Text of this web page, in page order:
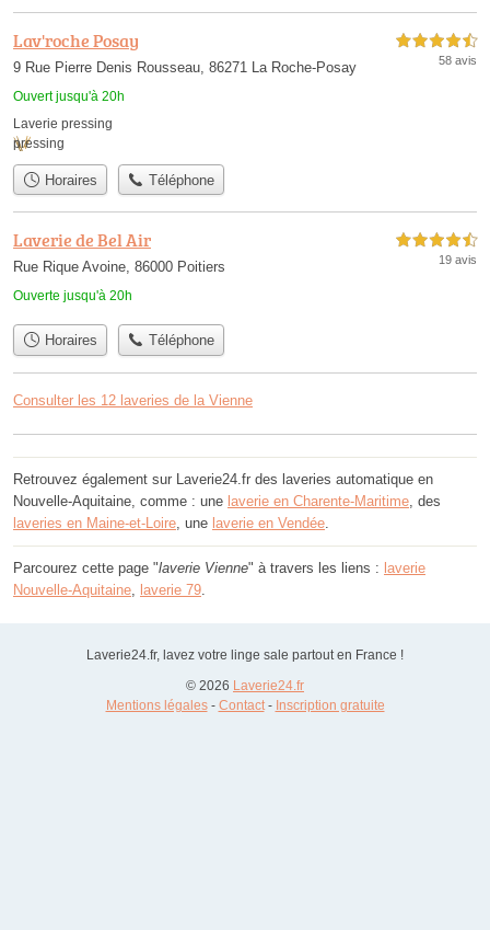
Lav'roche Posay
9 Rue Pierre Denis Rousseau, 86271 La Roche-Posay
Ouvert jusqu'à 20h
4,5 étoiles sur 5
58 avis
Laverie pressing
pressing
Horaires Téléphone
Laverie de Bel Air
Rue Rique Avoine, 86000 Poitiers
Ouverte jusqu'à 20h
4,5 étoiles sur 5
19 avis
Horaires Téléphone
Consulter les 12 laveries de la Vienne
Retrouvez également sur Laverie24.fr des laveries automatique en
Nouvelle-Aquitaine, comme : une laverie en Charente-Maritime , des
laveries en Maine-et-Loire , une laverie en Vendée
Parcourez cette page "laverie Vienne" à travers les liens : laverie
Nouvelle-Aquitaine laverie 79
Laverie24.fr, lavez votre linge sale partout en France !
© 2026 Laverie24.fr
Mentions légales- Contact- Inscription gratuite